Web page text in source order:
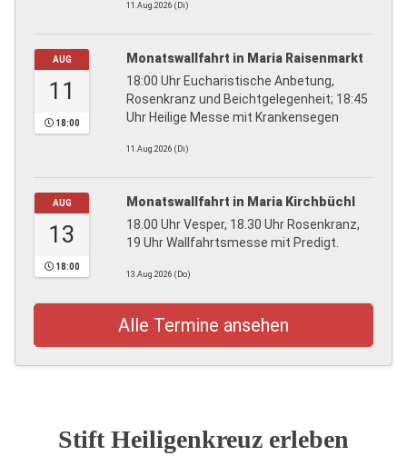
11.Aug.2026 (Di)
AUG
11
18:00
Monatswallfahrt in Maria Raisenmarkt
18:00 Uhr Eucharistische Anbetung,
Rosenkranz und Beichtgelegenheit; 18:45
Uhr Heilige Messe mit Krankensegen
11.Aug.2026 (Di)
AUG
13
18:00
Monatswallfahrt in Maria Kirchbüchl
18.00 Uhr Vesper, 18.30 Uhr Rosenkranz,
19 Uhr Wallfahrtsmesse mit Predigt.
13.Aug.2026 (Do)
Alle Termine ansehen
Stift Heiligenkreuz erleben